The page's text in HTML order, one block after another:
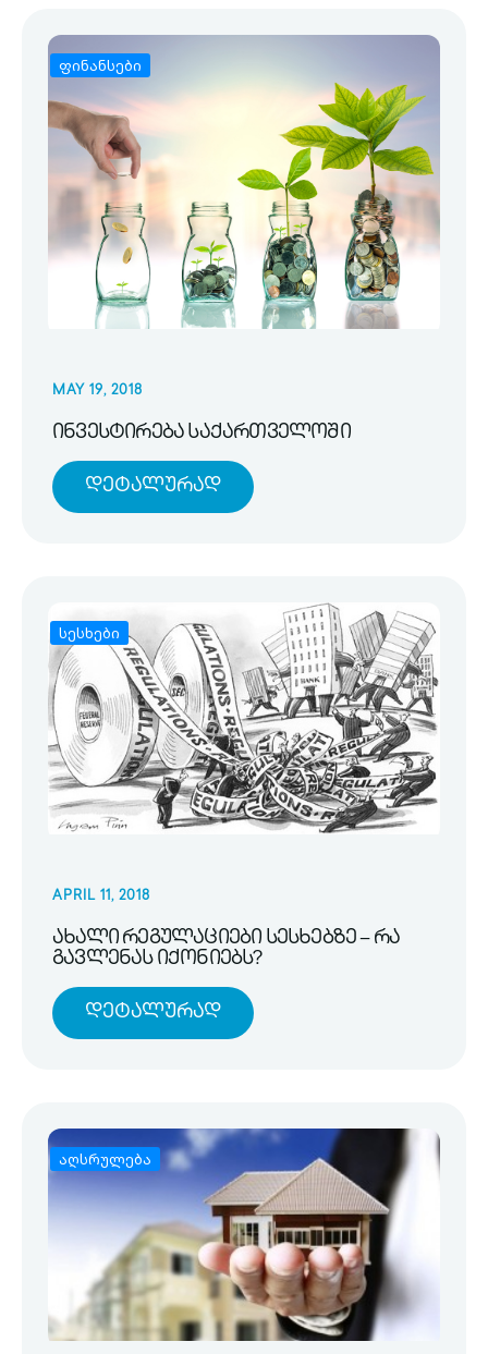
ფინანსები
MAY 19, 2018
ინვესტირება საქართველოში
Დეტალურად
სესხები
APRIL 11, 2018
ახალი რეგულაციები სესხებზე – რა
გავლენას იქონიებს?
Დეტალურად
აღსრულება